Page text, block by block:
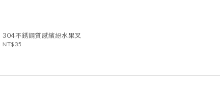
304不銹鋼質感繽紛水果叉
NT$35